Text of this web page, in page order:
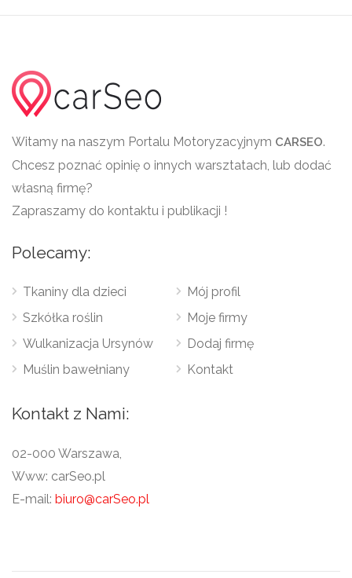
Witamy na naszym Portalu Motoryzacyjnym CARSEO.
Chcesz poznać opinię o innych warsztatach, lub dodać
własną firmę?
Zapraszamy do kontaktu i publikacji !
Polecamy:
Tkaniny dla dzieci
Szkółka roślin
Wulkanizacja Ursynów
Muślin bawełniany
Mój profil
Moje firmy
Dodaj firmę
Kontakt
Kontakt z Nami:
02-000 Warszawa,
Www: carSeo.pl
E-mail: biuro@carSeo.pl